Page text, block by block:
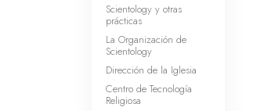
Scientology y otras
prácticas
La Organización de
Scientology
Dirección de la Iglesia
Centro de Tecnología
Religiosa